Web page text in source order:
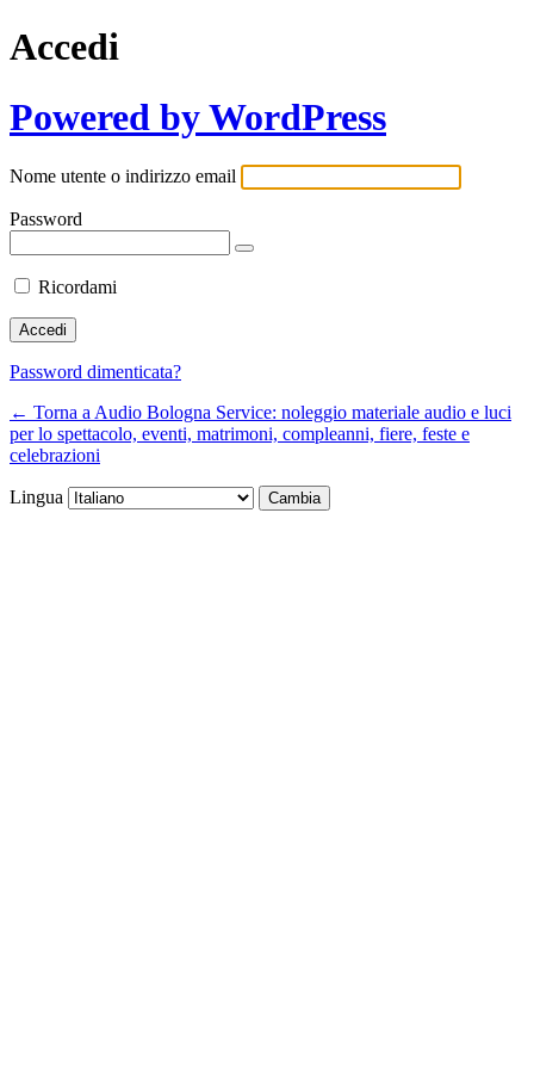
Accedi
Powered by WordPress
Nome utente o indirizzo email
Password
Ricordami
Password dimenticata?
← Torna a Audio Bologna Service: noleggio materiale audio e luci
per lo spettacolo, eventi, matrimoni, compleanni, fiere, feste e
celebrazioni
Lingua